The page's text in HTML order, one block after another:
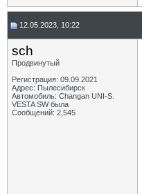
12.05.2023, 10:22
sch
Продвинутый
Регистрация: 09.09.2021
Адрес: Пылесибирск
Автомобиль: Changan UNI-S.
VESTA SW была
Сообщений: 2,545